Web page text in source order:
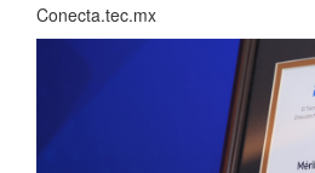
Conecta.tec.mx